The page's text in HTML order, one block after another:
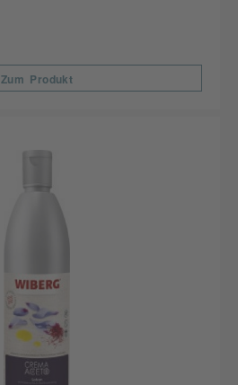
Zum Produkt